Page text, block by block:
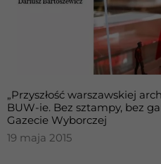
„Przyszłość warszawskiej
BUW-ie. Bez sztampy, bez
Gazecie Wyborczej
19 maja 2015